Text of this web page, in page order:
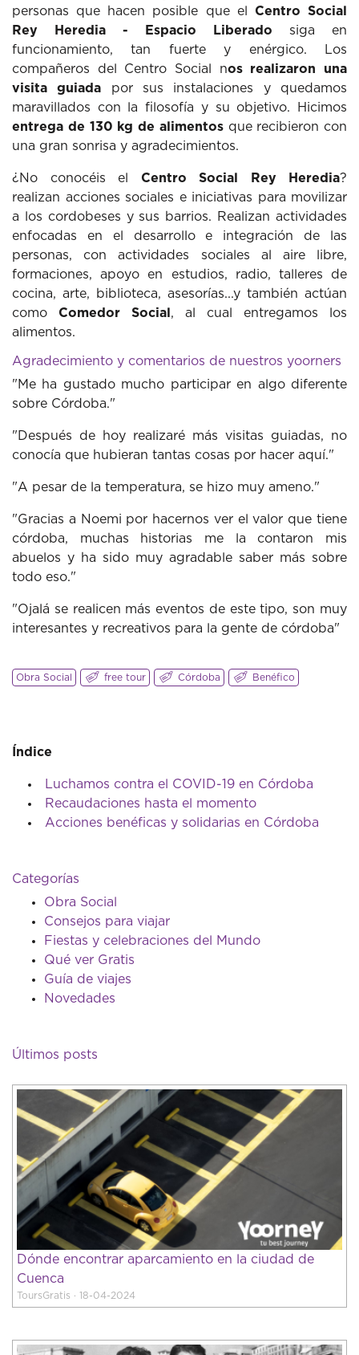
personas que hacen posible que el Centro Social
Rey Heredia - Espacio Liberado siga en
funcionamiento, tan fuerte y enérgico. Los
compañeros del Centro Social nos realizaron una
visita guiada por sus instalaciones y quedamos
maravillados con la filosofía y su objetivo. Hicimos
entrega de 130 kg de alimentos que recibieron con
una gran sonrisa y agradecimientos.
¿No conocéis el Centro Social Rey Heredia?
realizan acciones sociales e iniciativas para movilizar
a los cordobeses y sus barrios. Realizan actividades
enfocadas en el desarrollo e integración de las
personas, con actividades sociales al aire libre,
formaciones, apoyo en estudios, radio, talleres de
cocina, arte, biblioteca, asesorías...y también actúan
como Comedor Social , al cual entregamos los
alimentos.
Agradecimiento y comentarios de nuestros yoorners
"Me ha gustado mucho participar en algo diferente
sobre Córdoba."
"Después de hoy realizaré más visitas guiadas, no
conocía que hubieran tantas cosas por hacer aquí."
"A pesar de la temperatura, se hizo muy ameno."
"Gracias a Noemi por hacernos ver el valor que tiene
córdoba, muchas historias me la contaron mis
abuelos y ha sido muy agradable saber más sobre
todo eso."
"Ojalá se realicen más eventos de este tipo, son muy
interesantes y recreativos para la gente de córdoba"
Obra Social free tour Córdoba Benéfico
Índice
Luchamos contra el COVID-19 en Córdoba
Recaudaciones hasta el momento
Acciones benéficas y solidarias en Córdoba
Categorías
Obra Social
Consejos para viajar
Fiestas y celebraciones del Mundo
Qué ver Gratis
Guía de viajes
Novedades
Últimos posts
Dónde encontrar aparcamiento en la ciudad de
Cuenca
ToursGratis · 18-04-2024